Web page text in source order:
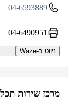
04-6593889
04-6490951
ניווט ב-Waze
מרכז שירות תכלת